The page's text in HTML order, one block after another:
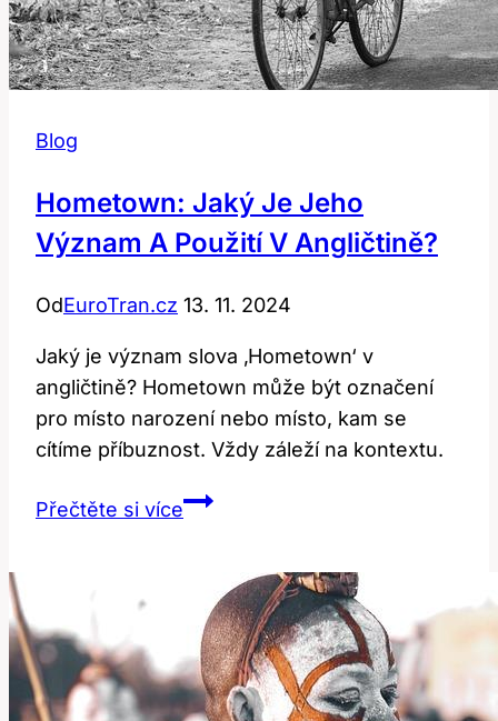
Blog
Hometown: Jaký Je Jeho
Význam A Použití V Angličtině?
OdEuroTran.cz 13. 11. 2024
Jaký je význam slova ‚Hometown‘ v
angličtině? Hometown může být označení
pro místo narození nebo místo, kam se
cítíme příbuznost. Vždy záleží na kontextu.
Přečtěte si víceHometown:
jeho
význam
a
použití